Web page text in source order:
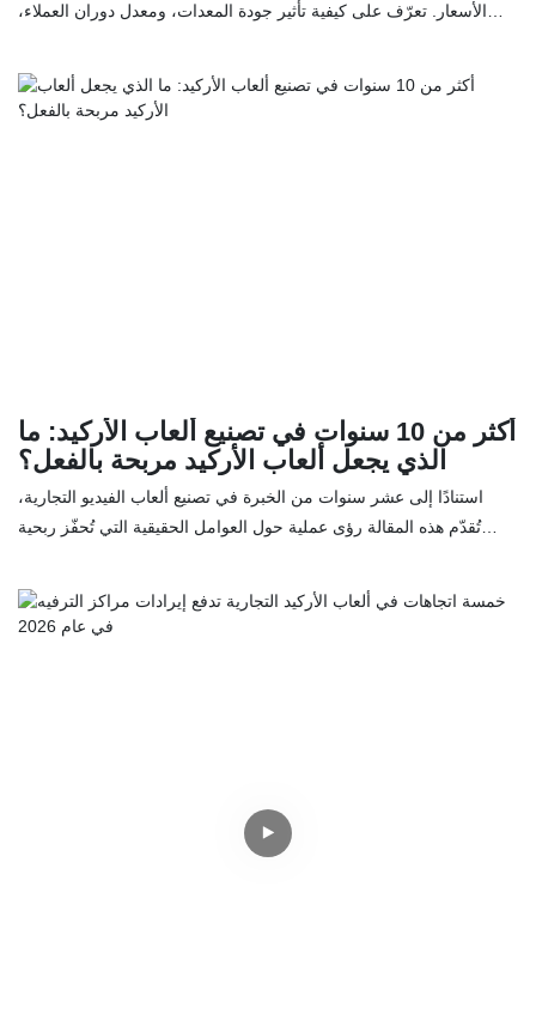
الأسعار. تعرّف على كيفية تأثير جودة المعدات، ومعدل دوران العملاء،
أكثر من 10 سنوات في تصنيع ألعاب الأركيد: ما
الذي يجعل ألعاب الأركيد مربحة بالفعل؟
استنادًا إلى عشر سنوات من الخبرة في تصنيع ألعاب الفيديو التجارية،
تُقدّم هذه المقالة رؤى عملية حول العوامل الحقيقية التي تُحفّز ربحية
في صالة الألعاب، والتجارب التفاعلية المشتركة أكثر أهمية بكثير من